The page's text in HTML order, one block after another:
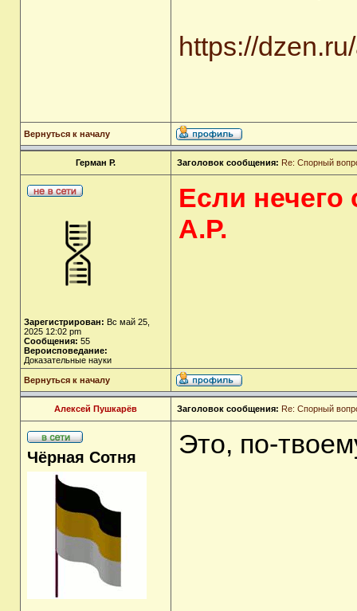
https://
Вернуться к началу
Герман Р. Заголовок сообщения: Re: Спорный
Зарегистрирован: Вс май 25,
2025 12:02 pm
Сообщения: 55
Вероисповедание:
Доказательные науки
Если нечего
А.Р.
Вернуться к началу
Алексей Пушкарёв Заголовок сообщения: Re: Спорный
Чёрная Сотня Это, по-